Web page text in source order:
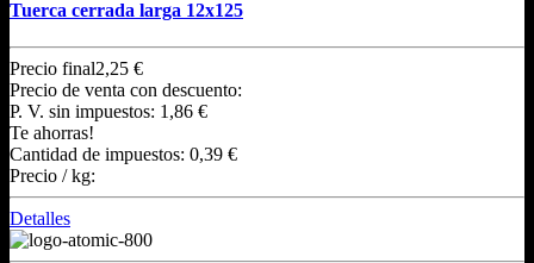
Tuerca cerrada larga 12x125
Precio final2,25 €
Precio de venta con descuento:
P. V. sin impuestos: 1,86 €
Te ahorras!
Cantidad de impuestos: 0,39 €
Precio / kg:
Detalles